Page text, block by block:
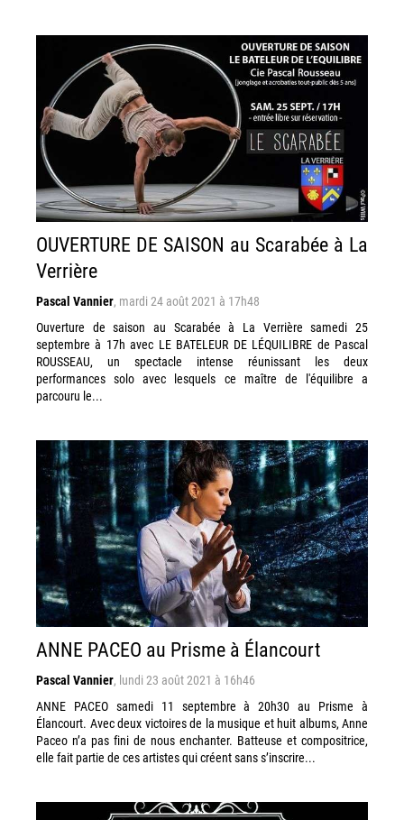
OUVERTURE DE SAISON au Scarabée à La
Verrière
Pascal Vannier, mardi 24 août 2021 à 17h48
Ouverture de saison au Scarabée à La Verrière samedi 25
septembre à 17h avec LE BATELEUR DE LÉQUILIBRE de Pascal
ROUSSEAU, un spectacle intense réunissant les deux
performances solo avec lesquels ce maître de l'équilibre a
parcouru le...
ANNE PACEO au Prisme à Élancourt
Pascal Vannier, lundi 23 août 2021 à 16h46
ANNE PACEO samedi 11 septembre à 20h30 au Prisme à
Élancourt. Avec deux victoires de la musique et huit albums, Anne
Paceo n’a pas fini de nous enchanter. Batteuse et compositrice,
elle fait partie de ces artistes qui créent sans s’inscrire...